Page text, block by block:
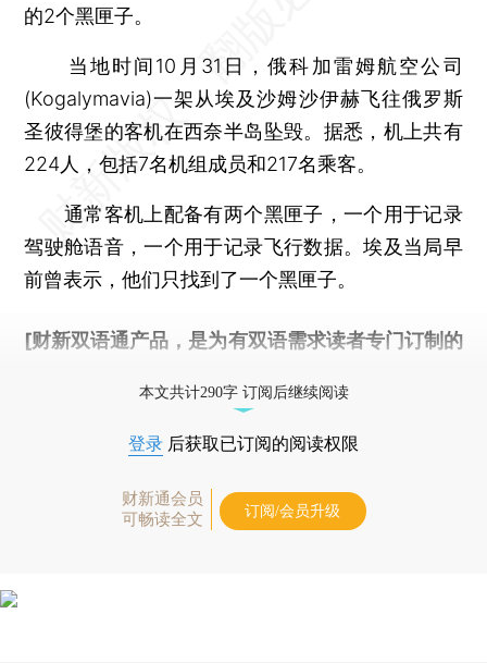
的2个黑匣子。
当地时间10月31日，俄科加雷姆航空公司
(Kogalymavia)一架从埃及沙姆沙伊赫飞往俄罗斯
圣彼得堡的客机在西奈半岛坠毁。据悉，机上共有
224人，包括7名机组成员和217名乘客。
通常客机上配备有两个黑匣子，一个用于记录
驾驶舱语音，一个用于记录飞行数据。埃及当局早
前曾表示，他们只找到了一个黑匣子。
[财新双语通产品，是为有双语需求读者专门订制的
本文共计290字 订阅后继续阅读
登录 后获取已订阅的阅读权限
财新通会员
可畅读全文
订阅/会员升级